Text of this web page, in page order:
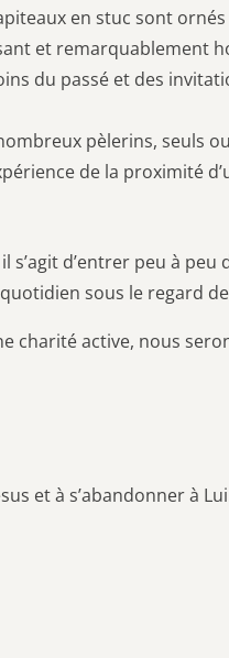
en stuc sont
et remarquablement
du passé et des
pèlerins, seuls
de la proximité
d’entrer peu à peu
sous le regard
charité active, nous
et à s’abandonner à